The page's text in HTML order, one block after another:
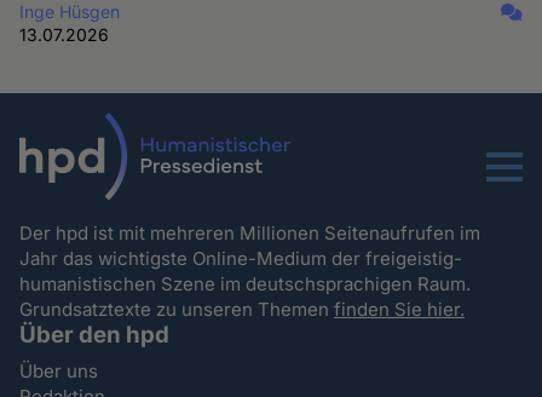
Inge Hüsgen
13.07.2026
Menu
Der hpd ist mit mehreren Millionen Seitenaufrufen im
Jahr das wichtigste Online-Medium der freigeistig-
humanistischen Szene im deutschsprachigen Raum.
Grundsatztexte zu unseren Themenfinden Sie hier.
Über den hpd
Über uns